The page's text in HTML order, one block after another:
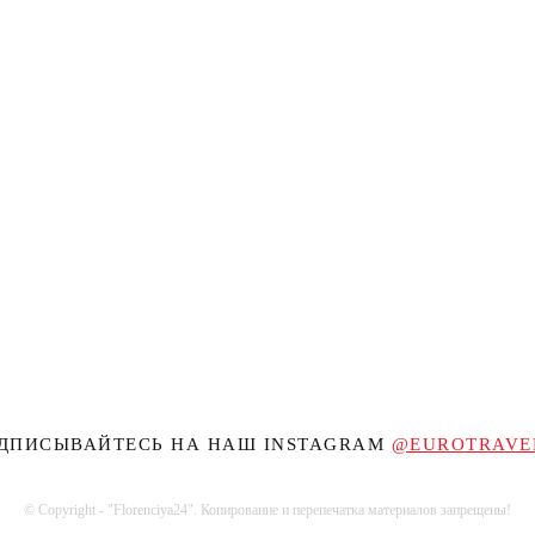
НА НАШ INSTAGRAM
© Copyright - "Florenciya24". Копирование и перепечатка материалов запрещены!